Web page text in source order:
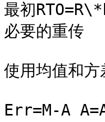
最初
必要的重传
使用均值和方
Err=M-A